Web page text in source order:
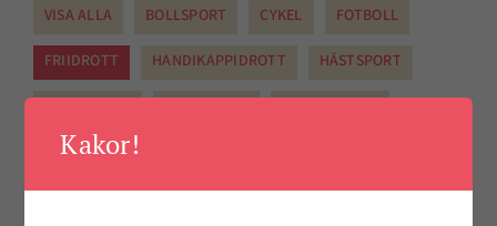
VISA ALLA BOLLSPORT CYKEL FOTBOLL
FRIIDROTT HANDIKAPPIDROTT HÄSTSPORT
ÖVRIG SPORT
Kakor!